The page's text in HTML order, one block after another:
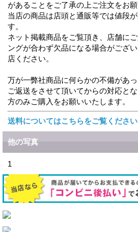
があることをご了承の上ご注文をお願
当店の商品は店頭と通販等では値段
す。
ネット掲載商品をご覧頂き、店舗に
ングが合わず欠品になる場合がござ
店ください。
万が一弊社商品に何らかの不備があ
ご返送をさせて頂いてからの対応と
方のみご購入をお願いいたします。
送料についてはこちらをご覧ください
他の写真
1